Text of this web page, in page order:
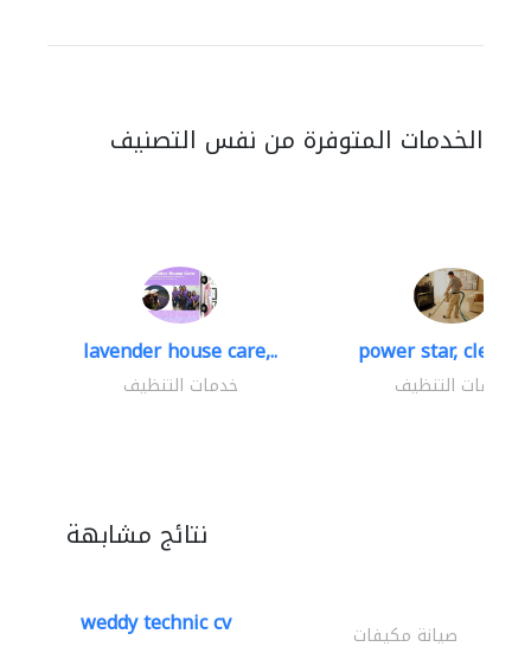
الخدمات المتوفرة من نفس التصنيف
lavender house care,..
خدمات التنظيف
power star,
خدمات التنظيف
نتائج مشابهة
weddy technic cv صيانة مكيفات